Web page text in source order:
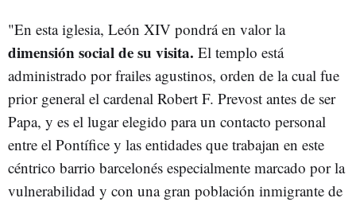
"En esta iglesia, León XIV pondrá en valor la
dimensión social de su visita. El templo está
administrado por frailes agustinos, orden de la cual fue
prior general el cardenal Robert F. Prevost antes de ser
Papa, y es el lugar elegido para un contacto personal
entre el Pontífice y las entidades que trabajan en este
céntrico barrio barcelonés especialmente marcado por la
vulnerabilidad y con una gran población inmigrante de